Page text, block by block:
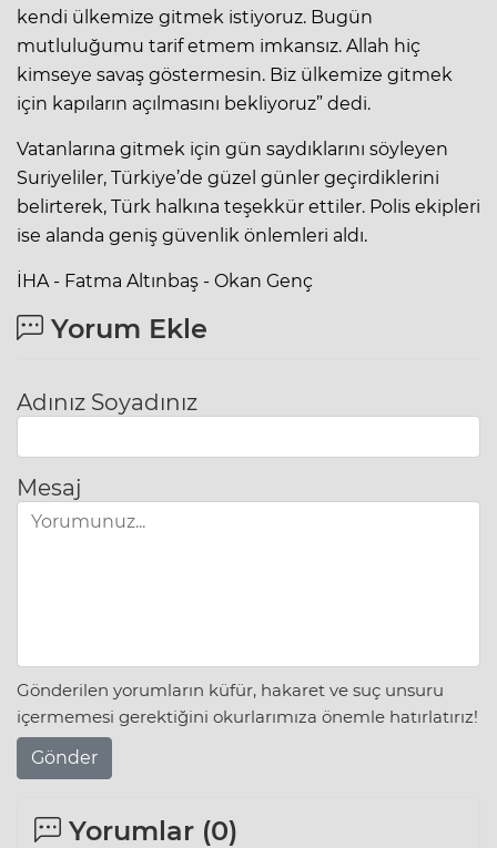
kendi ülkemize gitmek istiyoruz. Bugün
mutluluğumu tarif etmem imkansız. Allah hiç
kimseye savaş göstermesin. Biz ülkemize gitmek
için kapıların açılmasını bekliyoruz” dedi.
Vatanlarına gitmek için gün saydıklarını söyleyen
Suriyeliler, Türkiye’de güzel günler geçirdiklerini
belirterek, Türk halkına teşekkür ettiler. Polis ekipleri
ise alanda geniş güvenlik önlemleri aldı.
İHA - Fatma Altınbaş - Okan Genç
Yorum Ekle
Adınız Soyadınız
Mesaj
Gönderilen yorumların küfür, hakaret ve suç unsuru
içermemesi gerektiğini okurlarımıza önemle hatırlatırız!
Gönder
Yorumlar (0)